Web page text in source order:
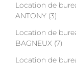
Location de
ANTONY (3)
Location de
BAGNEUX (7)
Location de